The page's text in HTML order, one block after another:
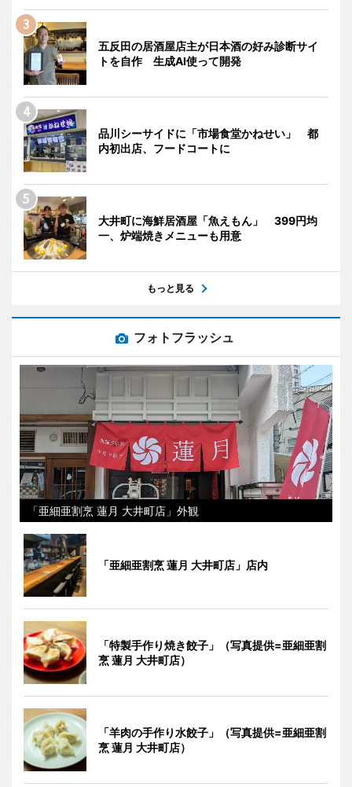
五反田の居酒屋店主が日本酒の好み診断サイ
トを自作 生成AI使って開発
品川シーサイドに「市場食堂かねせい」 都
内初出店、フードコートに
大井町に海鮮居酒屋「魚えもん」 399円均
一、炉端焼きメニューも用意
もっと見る
フォトフラッシュ
「亜細亜割烹 蓮月 大井町店」外観
「亜細亜割烹 蓮月 大井町店」店内
「特製手作り焼き餃子」（写真提供=亜細亜割
烹 蓮月 大井町店）
「羊肉の手作り水餃子」（写真提供=亜細亜割
烹 蓮月 大井町店）